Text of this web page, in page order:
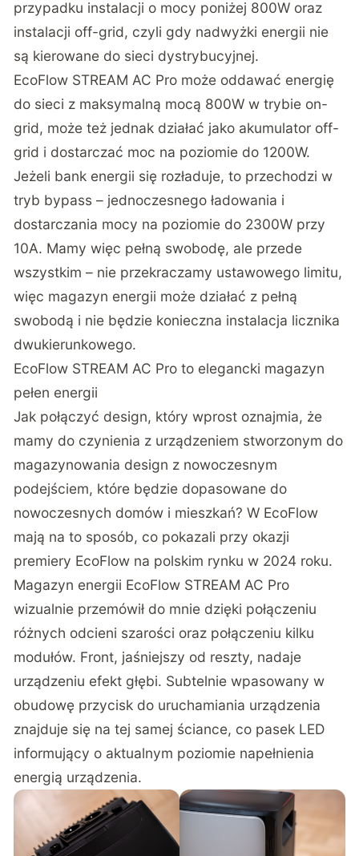
przypadku instalacji o mocy poniżej 800W oraz
instalacji off-grid, czyli gdy nadwyżki energii nie
są kierowane do sieci dystrybucyjnej.
EcoFlow STREAM AC Pro może oddawać energię
do sieci z maksymalną mocą 800W w trybie on-
grid, może też jednak działać jako akumulator off-
grid i dostarczać moc na poziomie do 1200W.
Jeżeli bank energii się rozładuje, to przechodzi w
tryb bypass – jednoczesnego ładowania i
dostarczania mocy na poziomie do 2300W przy
10A. Mamy więc pełną swobodę, ale przede
wszystkim – nie przekraczamy ustawowego limitu,
więc magazyn energii może działać z pełną
swobodą i nie będzie konieczna instalacja licznika
dwukierunkowego.
EcoFlow STREAM AC Pro to elegancki magazyn
pełen energii
Jak połączyć design, który wprost oznajmia, że
mamy do czynienia z urządzeniem stworzonym do
magazynowania design z nowoczesnym
podejściem, które będzie dopasowane do
nowoczesnych domów i mieszkań? W EcoFlow
mają na to sposób, co pokazali przy okazji
premiery EcoFlow na polskim rynku w 2024 roku.
Magazyn energii EcoFlow STREAM AC Pro
wizualnie przemówił do mnie dzięki połączeniu
różnych odcieni szarości oraz połączeniu kilku
modułów. Front, jaśniejszy od reszty, nadaje
urządzeniu efekt głębi. Subtelnie wpasowany w
obudowę przycisk do uruchamiania urządzenia
znajduje się na tej samej ściance, co pasek LED
informujący o aktualnym poziomie napełnienia
energią urządzenia.